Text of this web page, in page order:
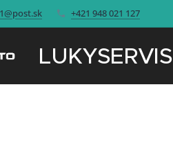
+421 948 021 127
LUKYSERVIS